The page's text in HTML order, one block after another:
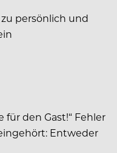
persönlich und
den Gast!“ Fehler
Entweder